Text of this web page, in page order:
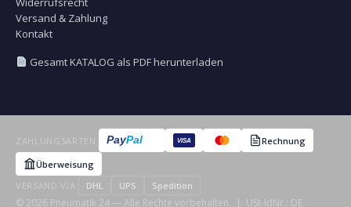
Versand & Zahlung
Kontakt
Gesamt KATALOG als PDF herunterladen
ZAHLUNGSARTEN: PayPal VISA
Rechnung
Überweisung
VERSAND VIA:
DHL UPS Spedition
© 2026 Pneumatik 24 — Alle Rechte vorbehalten. | USt-IdNr.: DE